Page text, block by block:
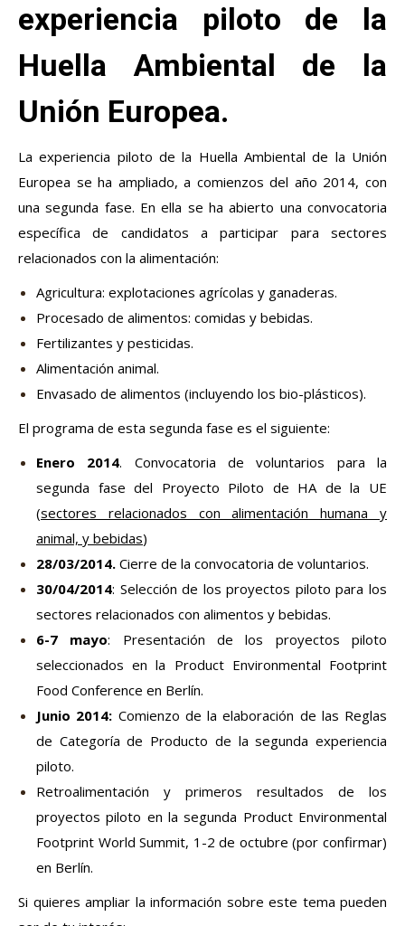
experiencia piloto de la
Huella Ambiental de la
Unión Europea.
La experiencia piloto de la Huella Ambiental de la Unión
Europea se ha ampliado, a comienzos del año 2014, con
unasegunda fase. En ella se ha abierto una convocatoria
específica de candidatos a participar para sectores
relacionados con la alimentación:
Agricultura: explotaciones agrícolas y ganaderas.
Procesado de alimentos: comidas y bebidas.
Fertilizantes y pesticidas.
Alimentación animal.
Envasado de alimentos (incluyendo los bio-plásticos).
El programa de esta segunda fase es el siguiente:
Enero 2014. Convocatoria de voluntarios para la
segunda fase del Proyecto Piloto de HA de la UE
(sectores relacionados con alimentación humana y
animal, y bebidas)
28/03/2014. Cierre de la convocatoria de voluntarios.
30/04/2014: Selección de los proyectos piloto para los
sectores relacionados con alimentos y bebidas.
6-7 mayo: Presentación de los proyectos piloto
seleccionados enla Product Environmental Footprint
Food Conference en Berlín.
Junio 2014: Comienzo de la elaboración de las Reglas
de Categoría de Producto de la segunda experiencia
piloto.
Retroalimentación y primeros resultados de los
proyectos piloto en la segunda Product Environmental
Footprint World Summit, 1-2 de octubre (por confirmar)
en Berlín.
Si quieres ampliar la información sobre este tema pueden